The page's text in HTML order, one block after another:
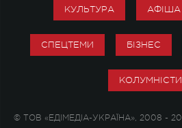
КУЛЬТУРА АФІША
СПЕЦТЕМИ БІЗНЕС
КОЛУМНІСТИ
© ТОВ «ЕДІМЕДІА-УКРАЇНА», 2008 -